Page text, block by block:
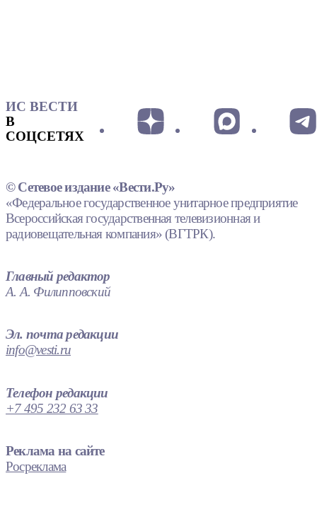
ИС ВЕСТИ
В
СОЦСЕТЯХ
© Сетевое издание «Вести.Ру»
«Федеральное государственное унитарное предприятие
Всероссийская государственная телевизионная и
радиовещательная компания» (ВГТРК).
Главный редактор
А. А. Филипповский
Эл. почта редакции
info@vesti.ru
Телефон редакции
+7 495 232 63 33
Реклама на сайте
Росреклама